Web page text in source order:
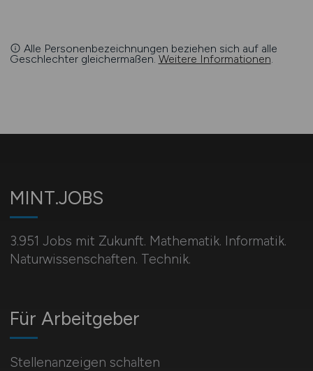
Alle Personenbezeichnungen beziehen sich auf alle
Geschlechter gleichermaßen. Weitere Informationen
MINT.JOBS
3.951 Jobs mit Zukunft. Mathematik. Informatik.
Naturwissenschaften. Technik.
Für Arbeitgeber
Stellenanzeigen schalten